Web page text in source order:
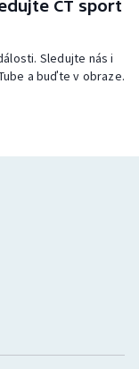
ČT sport
Sledujte nás i
a buďte v obraze.